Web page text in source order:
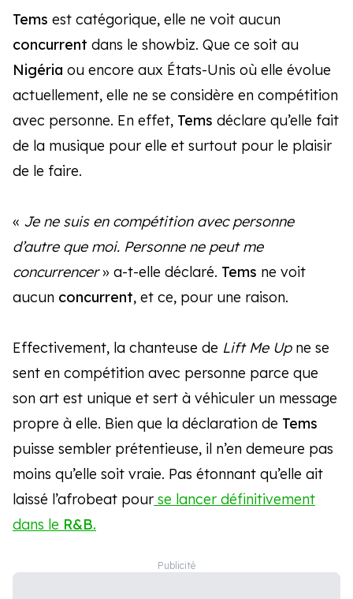
Tems est catégorique, elle ne voit aucun
concurrent dans le showbiz. Que ce soit au
Nigéria ou encore aux États-Unis où elle évolue
actuellement, elle ne se considère en compétition
avec personne. En effet, Tems déclare qu’elle fait
de la musique pour elle et surtout pour le plaisir
de le faire.
« Je ne suis en compétition avec personne
d’autre que moi. Personne ne peut me
concurrencer» a-t-elle déclaré. Tems ne voit
aucun concurrent, et ce, pour une raison.
Effectivement, la chanteuse de Lift Me Upne se
sent en compétition avec personne parce que
son art est unique et sert à véhiculer un message
propre à elle. Bien que la déclaration de Tems
puisse sembler prétentieuse, il n’en demeure pas
moins qu’elle soit vraie. Pas étonnant qu’elle ait
laissé l’afrobeat pour se lancer définitivement
dans le R&B.